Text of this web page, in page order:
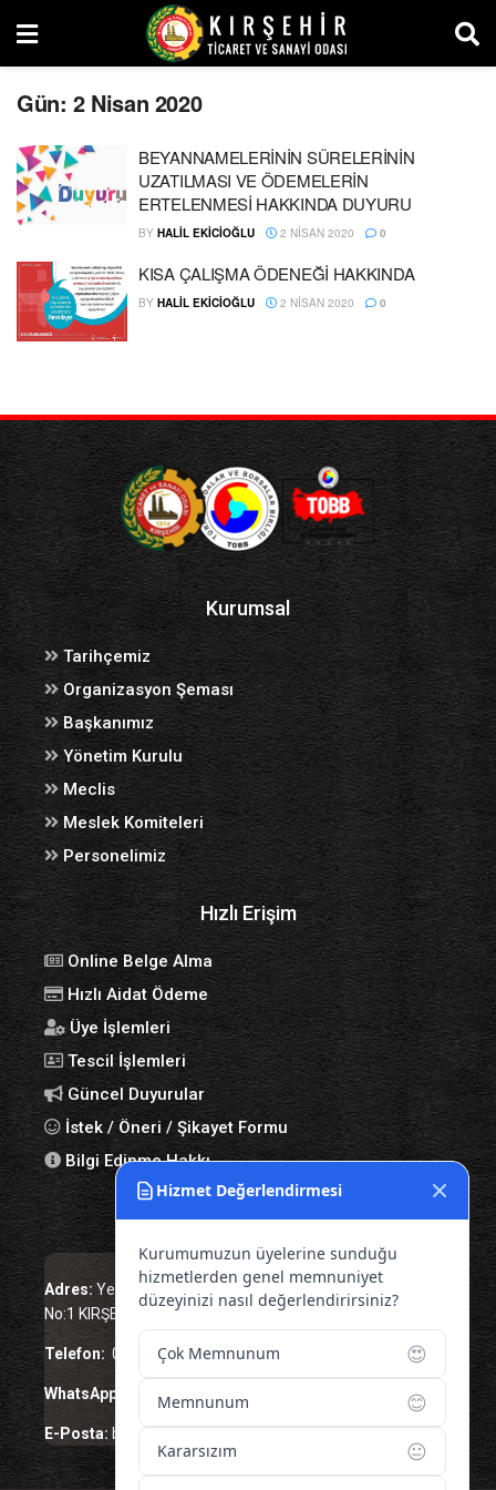
Gün: 2 Nisan 2020
BEYANNAMELERİNİN SÜRELERİNİN
UZATILMASI VE ÖDEMELERİN
ERTELENMESİ HAKKINDA DUYURU
BY HALIL EKİCİOĞLU 2 NISAN 2020 0
KISA ÇALIŞMA ÖDENEĞİ HAKKINDA
BY HALIL EKİCİOĞLU 2 NISAN 2020 0
Kurumsal
Tarihçemiz
Organizasyon Şeması
Başkanımız
Yönetim Kurulu
Meclis
Meslek Komiteleri
Personelimiz
Hızlı Erişim
Online Belge Alma
Hızlı Aidat Ödeme
Üye İşlemleri
Tescil İşlemleri
Güncel Duyurular
İstek / Öneri / Şikayet Formu
Bilgi Edinme Hakkı
Bize Ulaşın
Adres: Yenice Mah. Atatürk Cad. Tüccarlar İşhanı Kat:1
No:1 KIRŞEHİR / TÜRKİYE
Telefon: 0 386 213 11 86
WhatsApp: 0 544 213 11 86
E-Posta: bilgi@kirsehirtso.org.tr
Hizmet Değerlendirmesi
Kurumumuzun üyelerine sunduğu
hizmetlerden genel memnuniyet
düzeyinizi nasıl değerlendirirsiniz?
Çok Memnunum 😍
Memnunum 😊
Kararsızım 😐